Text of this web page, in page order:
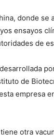
donde se
ensayos
de
de
empresa
otra